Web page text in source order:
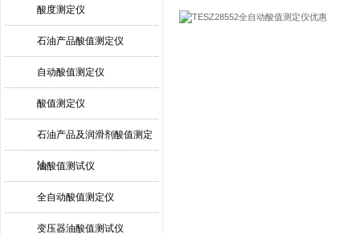
酸度测定仪
石油产品酸值测定仪
自动酸值测定仪
酸值测定仪
石油产品及润滑剂酸值测定
法
油酸值测试仪
全自动酸值测定仪
变压器油酸值测试仪